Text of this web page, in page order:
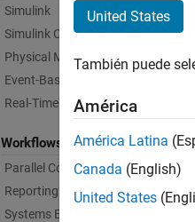
Simulink
Simulink Copilot
Physical Modeling
Event-Based Modeling
Real-Time Simulation and Testing
Workflows
Parallel Computing
Reporting and Database Access
Systems Engineering
United States
También puede
América
América Latina
Canada (English)
United States